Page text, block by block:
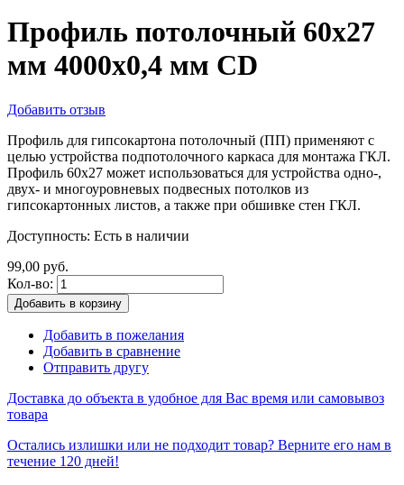
Профиль потолочный 60х27
мм 4000х0,4 мм CD
Добавить отзыв
Профиль для гипсокартона потолочный (ПП) применяют с
целью устройства подпотолочного каркаса для монтажа ГКЛ.
Профиль 60х27 может использоваться для устройства одно-,
двух- и многоуровневых подвесных потолков из
гипсокартонных листов, а также при обшивке стен ГКЛ.
Доступность: Есть в наличии
99,00 руб.
Кол-во:
Добавить в корзину
Добавить в пожелания
Добавить в сравнение
Отправить другу
Доставка до объекта в удобное для Вас время или самовывоз
товара
Остались излишки или не подходит товар? Верните его нам в
течение 120 дней!